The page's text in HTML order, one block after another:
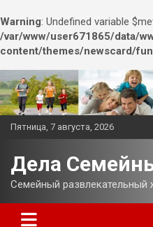
Warning: Undefined variable
/var/www/user671865/data/
content/themes/newscard/
Перейти
к
содержимому
Пятница, 7 августа, 2026
Дела
Семейный развлекательный